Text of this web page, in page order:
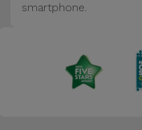
iPad en
smartphone.